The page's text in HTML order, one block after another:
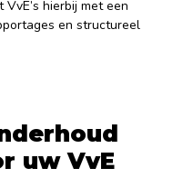
hierbij met een
en structureel
uw VvE